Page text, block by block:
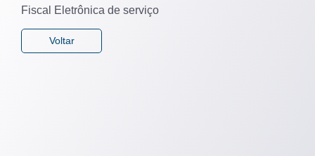
LEGISLAÇÃO MUNICIPAL
CONTATO
Fiscal Eletrônica de serviço